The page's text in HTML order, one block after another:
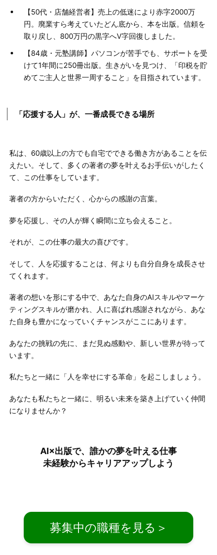
【50代・店舗経営者】売上の低迷により赤字2000万
円。廃業すら考えていたどん底から、本を出版。信頼を
取り戻し、800万円の黒字へV字回復しました。
【84歳・元塾講師】パソコンが苦手でも、サポートを受
けて1年間に250冊出版。生きがいを見つけ、「印税を貯
めてご主人と世界一周すること」を目指されています。
「応援する人」が、一番成長できる場所
私は、60歳以上の方でも自宅でできる働き方があることを伝
えたい。そして、多くの著者の夢を叶えるお手伝いがしたく
て、この仕事をしています。
著者の方からいただく、心からの感謝の言葉。
夢を応援し、その人が輝く瞬間に立ち会えること。
それが、この仕事の最大の喜びです。
そして、人を応援することは、何よりも自分自身を成長させ
てくれます。
著者の想いを形にする中で、あなた自身のAIスキルやマーケ
ティングスキルが磨かれ、人に喜ばれ感謝されながら、あな
た自身も豊かになっていくチャンスがここにあります。
あなたの挑戦の先に、まだ見ぬ感動や、新しい世界が待って
います。
私たちと一緒に「人を幸せにする革命」を起こしましょう。
あなたも私たちと一緒に、明るい未来を築き上げていく仲間
になりませんか？
AI×出版で、誰かの夢を叶える仕事
未経験からキャリアアップしよう
募集中の職種を見る＞